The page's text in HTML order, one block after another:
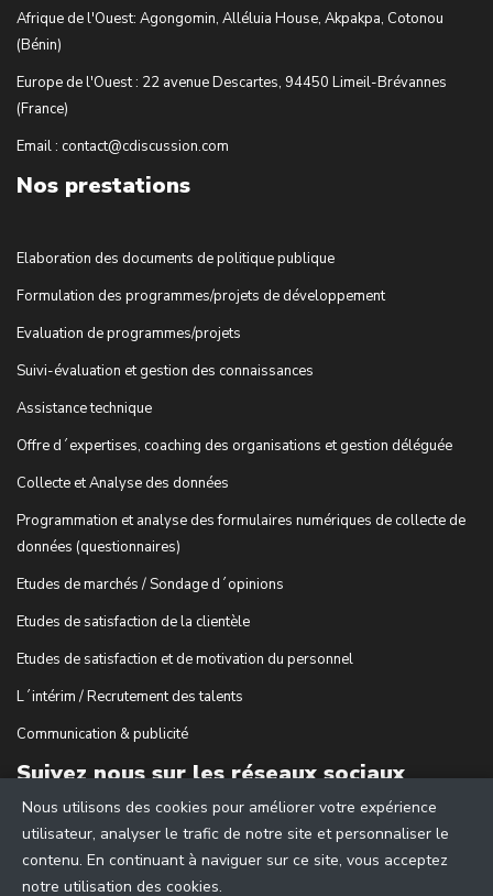
Afrique de l'Ouest: Agongomin, Alléluia House, Akpakpa, Cotonou
(Bénin)
Europe de l'Ouest : 22 avenue Descartes, 94450 Limeil-Brévannes
(France)
Email : contact@cdiscussion.com
Nos prestations
Elaboration des documents de politique publique
Formulation des programmes/projets de développement
Evaluation de programmes/projets
Suivi-évaluation et gestion des connaissances
Assistance technique
Offre d´expertises, coaching des organisations et gestion déléguée
Collecte et Analyse des données
Programmation et analyse des formulaires numériques de collecte de
données (questionnaires)
Etudes de marchés / Sondage d´opinions
Etudes de satisfaction de la clientèle
Etudes de satisfaction et de motivation du personnel
L´intérim / Recrutement des talents
Communication & publicité
Suivez nous sur les réseaux sociaux
Nous utilisons des cookies pour améliorer votre expérience
utilisateur, analyser le trafic de notre site et personnaliser le
contenu. En continuant à naviguer sur ce site, vous acceptez
notre utilisation des cookies.